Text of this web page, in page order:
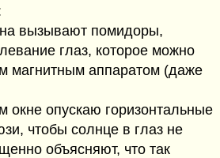
вызывают помидоры,
глаз, которое можно
магнитным аппаратом (даже
окне опускаю горизонтальные
чтобы солнце в глаз не
объясняют, что так